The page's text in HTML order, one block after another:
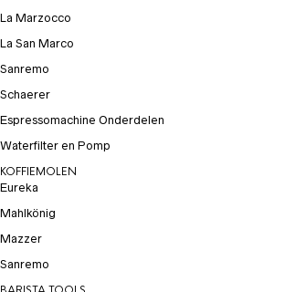
La Marzocco
La San Marco
Sanremo
Schaerer
Espressomachine Onderdelen
Waterfilter en Pomp
KOFFIEMOLEN
Eureka
Mahlkönig
Mazzer
Sanremo